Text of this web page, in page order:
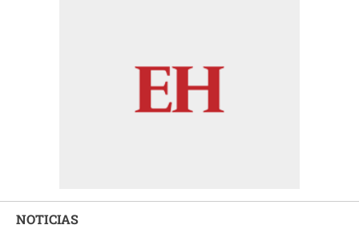
NOTICIAS